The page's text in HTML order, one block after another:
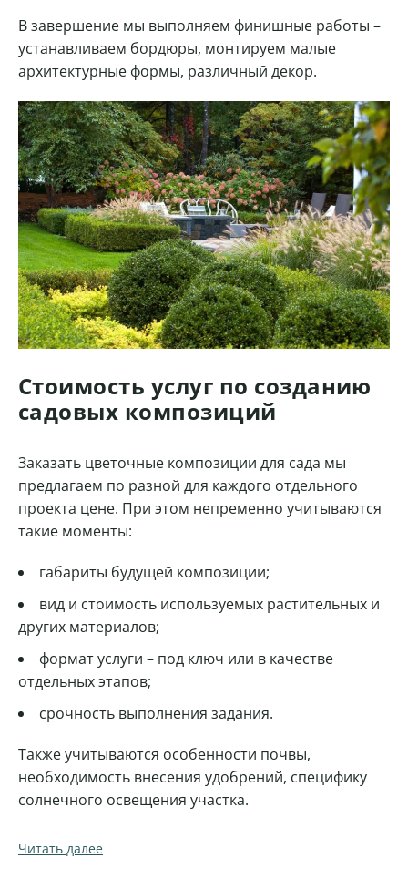
В завершение мы выполняем финишные работы –
устанавливаем бордюры, монтируем малые
архитектурные формы, различный декор.
Стоимость услуг по созданию
садовых композиций
Заказать цветочные композиции для сада мы
предлагаем по разной для каждого отдельного
проекта цене. При этом непременно учитываются
такие моменты:
габариты будущей композиции;
вид и стоимость используемых растительных и
других материалов;
формат услуги – под ключ или в качестве
отдельных этапов;
срочность выполнения задания.
Также учитываются особенности почвы,
необходимость внесения удобрений, специфику
солнечного освещения участка.
Читать далее